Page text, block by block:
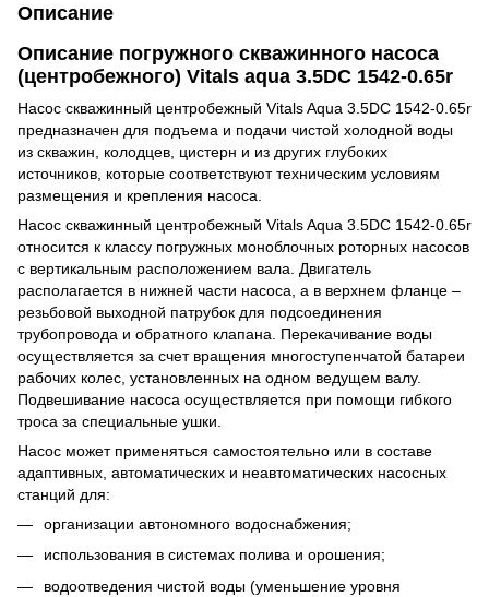
Описание
Описание погружного скважинного насоса
(центробежного) Vitals aqua 3.5DC 1542-0.65r
Насос скважинный центробежный Vitals Aqua 3.5DC 1542-0.65r
предназначен для подъема и подачи чистой холодной воды
из скважин, колодцев, цистерн и из других глубоких
источников, которые соответствуют техническим условиям
размещения и крепления насоса.
Насос скважинный центробежный Vitals Aqua 3.5DC 1542-0.65r
относится к классу погружных моноблочных роторных насосов
с вертикальным расположением вала. Двигатель
располагается в нижней части насоса, а в верхнем фланце –
резьбовой выходной патрубок для подсоединения
трубопровода и обратного клапана. Перекачивание воды
осуществляется за счет вращения многоступенчатой батареи
рабочих колес, установленных на одном ведущем валу.
Подвешивание насоса осуществляется при помощи гибкого
троса за специальные ушки.
Насос может применяться самостоятельно или в составе
адаптивных, автоматических и неавтоматических насосных
станций для:
организации автономного водоснабжения;
использования в системах полива и орошения;
водоотведения чистой воды (уменьшение уровня